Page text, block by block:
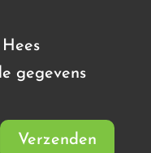
gegevens
Verzenden